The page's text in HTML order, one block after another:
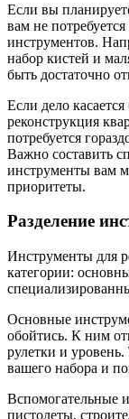
Если вы
вам не
инструментов.
набор кистей и
быть достаточно
Если дело
реконструкция
потребуется
Важно составить
инструменты вам
приоритеты.
Разделение
Инструменты для
категории:
Основные
обойтись. К ним
рулетки и
вашего набора и
Вспомогательные
пистолеты,